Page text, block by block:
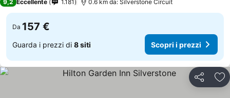
9,2 Eccellente 1.181 0.6 km da: Silverstone Circuit
Da 157 €
Guarda i prezzi di 8 siti Scopri i prezzi
Condividi